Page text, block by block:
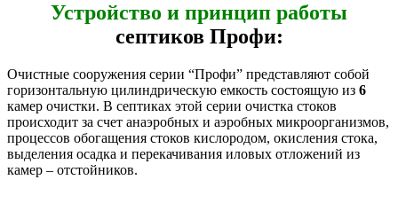
Устройство и принцип работы
септиков Профи:
Очистные сооружения серии “Профи” представляют собой
горизонтальную цилиндрическую емкость состоящую из 6
камер очистки. В септиках этой серии очистка стоков
происходит за счет анаэробных и аэробных микроорганизмов,
процессов обогащения стоков кислородом, окисления стока,
выделения осадка и перекачивания иловых отложений из
камер – отстойников.